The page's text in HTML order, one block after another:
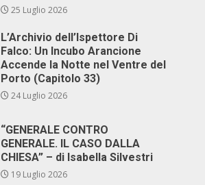
25 Luglio 2026
L’Archivio dell’Ispettore Di
Falco: Un Incubo Arancione
Accende la Notte nel Ventre del
Porto (Capitolo 33)
24 Luglio 2026
“GENERALE CONTRO
GENERALE. IL CASO DALLA
CHIESA” – di Isabella Silvestri
19 Luglio 2026